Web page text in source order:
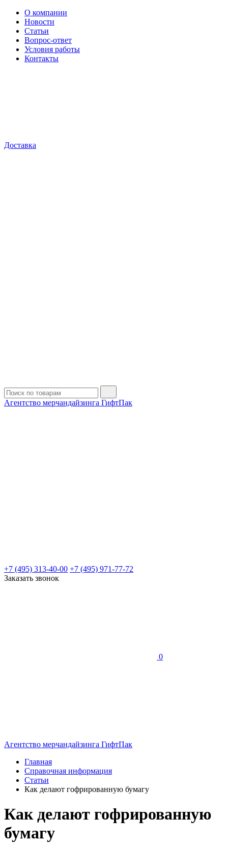
О компании
Новости
Статьи
Вопрос-ответ
Условия работы
Контакты
Доставка
Агентство мерчандайзинга ГифтПак
+7 (495) 313-40-00 +7 (495) 971-77-72
Заказать звонок
0
Агентство мерчандайзинга ГифтПак
Главная
Справочная информация
Статьи
Как делают гофрированную бумагу
Как делают гофрированную
бумагу